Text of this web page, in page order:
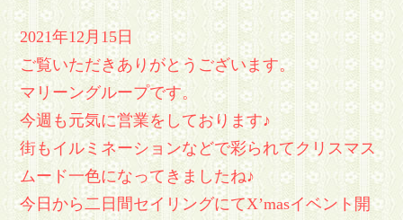
2021年12月15日
ご覧いただきありがとうございます。
マリーングループです。
今週も元気に営業をしております♪
街もイルミネーションなどで彩られてクリスマス
ムード一色になってきましたね♪
今日から二日間セイリングにてX’masイベント開